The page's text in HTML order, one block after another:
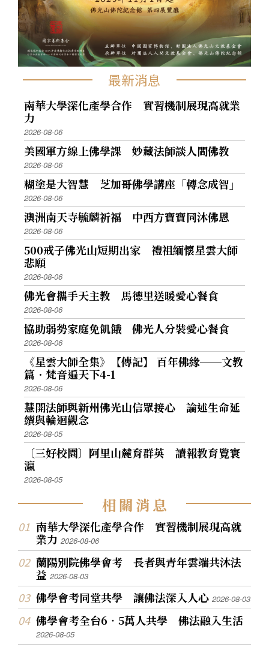
最新消息
南華大學深化產學合作 實習機制展現高就業
力
2026-08-06
美國軍方線上佛學課 妙藏法師談人間佛教
2026-08-06
糊塗是大智慧 芝加哥佛學講座「轉念成智」
2026-08-06
澳洲南天寺毓麟祈福 中西方寶寶同沐佛恩
2026-08-06
500戒子佛光山短期出家 禮祖緬懷星雲大師
悲願
2026-08-06
佛光會攜手天主教 馬德里送暖愛心餐食
2026-08-06
協助弱勢家庭免飢餓 佛光人分裝愛心餐食
2026-08-06
《星雲大師全集》【傳記】 百年佛緣──文教
篇．梵音遍天下4-1
2026-08-06
慧開法師與新州佛光山信眾接心 論述生命延
續與輪迴觀念
2026-08-05
〔三好校園〕阿里山麓育群英 讀報教育覽寰
瀛
2026-08-05
相關消息
南華大學深化產學合作 實習機制展現高就
業力2026-08-06
蘭陽別院佛學會考 長者與青年雲端共沐法
益2026-08-03
佛學會考同堂共學 讓佛法深入人心2026-08-03
佛學會考全台6‧5萬人共學 佛法融入生活
2026-08-05